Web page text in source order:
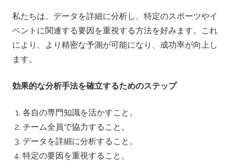
私たちは、データを詳細に分析し、特定のスポーツやイ
ベントに関連する要因を重視する方法を好みます。これ
により、より精密な予測が可能になり、成功率が向上し
ます。
効果的な分析手法を確立するためのステップ
各自の専門知識を活かすこと。
チーム全員で協力すること。
データを詳細に分析すること。
特定の要因を重視すること。